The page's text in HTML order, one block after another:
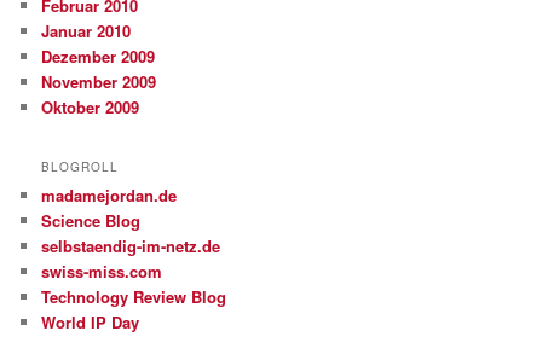
Februar 2010
Januar 2010
Dezember 2009
November 2009
Oktober 2009
BLOGROLL
madamejordan.de
Science Blog
selbstaendig-im-netz.de
swiss-miss.com
Technology Review Blog
World IP Day